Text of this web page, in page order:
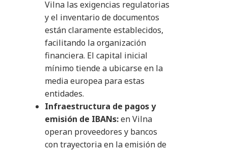
Vilna las exigencias regulatorias
y el inventario de documentos
están claramente establecidos,
facilitando la organización
financiera. El capital inicial
mínimo tiende a ubicarse en la
media europea para estas
entidades.
Infraestructura de pagos y
emisión de IBANs:en Vilna
operan proveedores y bancos
con trayectoria en la emisión de